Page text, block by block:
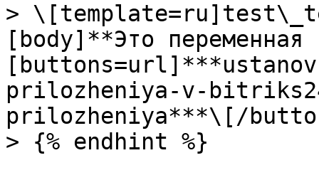
>
[body]**Это
prilozheniya-v-
prilozheniya***\[/